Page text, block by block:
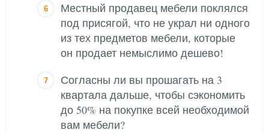
Местный продавец мебели поклялся
под присягой, что не украл ни одного
из тех предметов мебели, которые
он продает немыслимо дешево!
Согласны ли вы прошагать на 3
квартала дальше, чтобы сэкономить
до 50% на покупке всей необходимой
вам мебели?